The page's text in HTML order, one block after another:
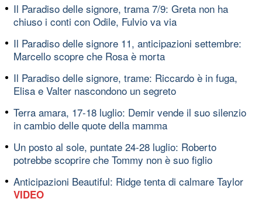
Il Paradiso delle signore, trama 7/9: Greta non ha
chiuso i conti con Odile, Fulvio va via
Il Paradiso delle signore 11, anticipazioni settembre:
Marcello scopre che Rosa è morta
Il Paradiso delle signore, trame: Riccardo è in fuga,
Elisa e Valter nascondono un segreto
Terra amara, 17-18 luglio: Demir vende il suo silenzio
in cambio delle quote della mamma
Un posto al sole, puntate 24-28 luglio: Roberto
potrebbe scoprire che Tommy non è suo figlio
Anticipazioni Beautiful: Ridge tenta di calmare Taylor
VIDEO